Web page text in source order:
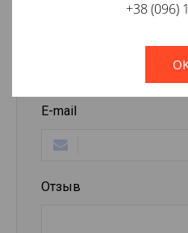
E-mail
Отзыв
+38 (096)
!